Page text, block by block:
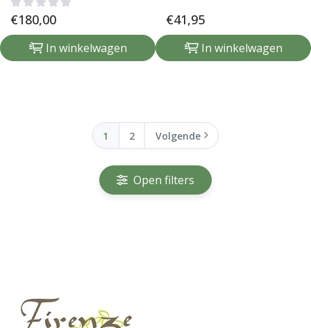
€180,00
In winkelwagen
€41,95
In winkelwagen
1 2 Volgende
Open filters